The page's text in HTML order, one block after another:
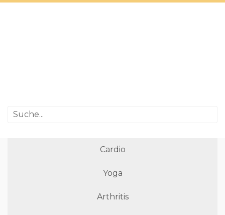
Cardio
Yoga
Arthritis